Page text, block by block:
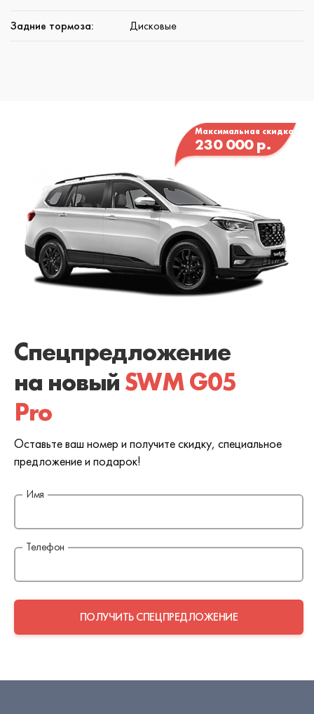
Задние тормоза: Дисковые
Максимальная скидка
230 000 р.
Спецпредложение
на новыйSWM G05
Pro
Оставьте ваш номер и получите скидку, специальное
предложение и подарок!
Имя
Телефон
ПОЛУЧИТЬ СПЕЦПРЕДЛОЖЕНИЕ